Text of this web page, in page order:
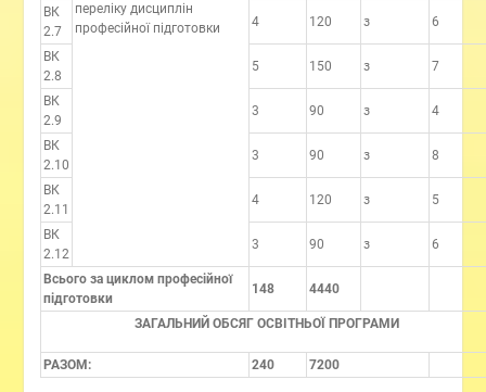
переліку дисциплін
професійної підготовки
ВК
2.7
4 120 з 6
ВК
2.8
5 150 з 7
ВК
2.9
3 90 з 4
ВК
2.10
3 90 з 8
ВК
2.11
4 120 з 5
ВК
2.12
3 90 з 6
Всього за циклом професійної
підготовки
148 4440
ЗАГАЛЬНИЙ ОБСЯГ ОСВІТНЬОЇ ПРОГРАМИ
РАЗОМ: 240 7200